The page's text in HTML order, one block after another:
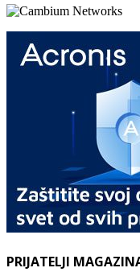
PRIJATELJI